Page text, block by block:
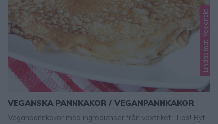
Lindas mat, Veganskt
VEGANSKA PANNKAKOR / VEGANPANNKAKOR
Veganpannkakor med ingredienser från växtriket. Tips! Byt